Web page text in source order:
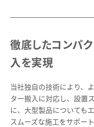
徹底したコンパ
入を実現
当社独自の技術により、
ター搬入に対応し、設置
に、大型製品についても
スムーズな施工をサポー